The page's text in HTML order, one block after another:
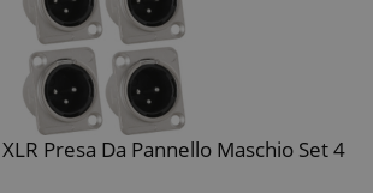
Presa Da Pannello Maschio Set 4